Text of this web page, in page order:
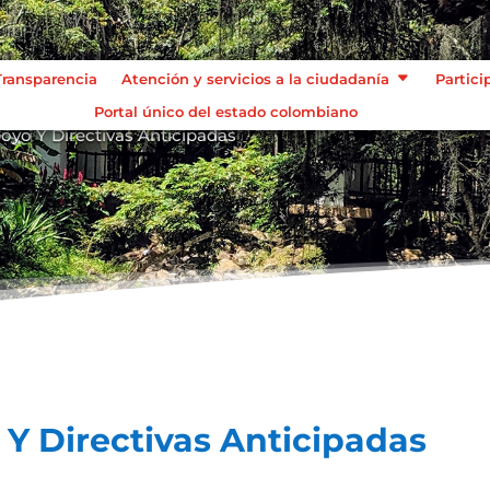
Atención y servicios a la ciudadanía
Portal único del estado colombiano
Y Directivas Anticipadas
Directivas Anticipadas